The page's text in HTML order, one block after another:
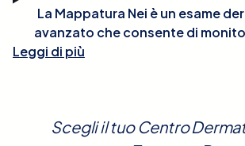
La Mappatura Nei è un esame
avanzato che consente di
lesioni pigmentate sulla pelle,
morfologici o di colore nei nei
Leggi di più
Scegli il tuo Centro